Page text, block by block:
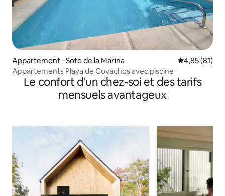
Appartement ⋅ Soto de la Marina Évaluation
4,85 (81)
Appartements Playa de Covachos avec piscine
Le confort d'un chez-soi et des tarifs
mensuels avantageux